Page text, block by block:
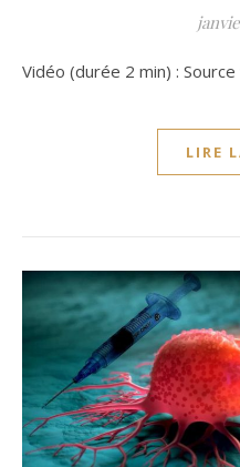
Vidéo (durée 2 min) :
LIRE